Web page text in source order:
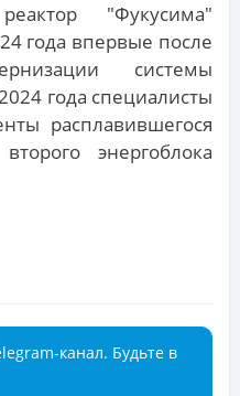
"Фукусима"
года впервые после
системы
года специалисты
расплавившегося
энергоблока
канал. Будьте в